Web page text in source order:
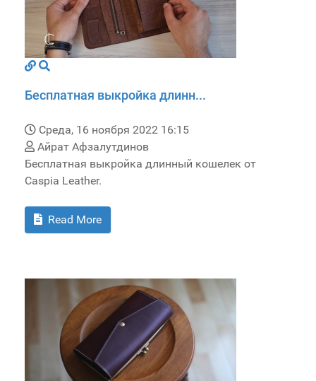
Бесплатная выкройка длинн...
Среда, 16 ноября 2022 16:15
Айрат Афзалутдинов
Бесплатная выкройка длинный кошелек от
Caspia Leather.
Read More